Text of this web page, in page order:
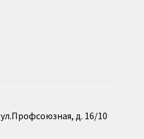
ул.Профсоюзная, д. 16/10